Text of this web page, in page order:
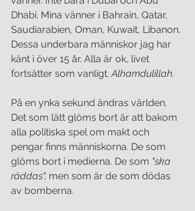
Dhabi. Mina vänner i Bahrain, Qatar,
Saudiarabien, Oman, Kuwait, Libanon.
Dessa underbara människor jag har
känt i över 15 år. Alla är ok, livet
fortsätter som vanligt. Alhamdulillah.
På en ynka sekund ändras världen.
Det som lätt glöms bort är att bakom
alla politiska spel om makt och
pengar finns människorna. De som
glöms bort i medierna. De som "ska
räddas", men som är de som dödas
av bomberna.